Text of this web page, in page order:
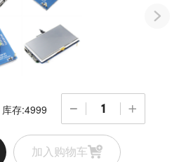
库存:4999
加入购物车